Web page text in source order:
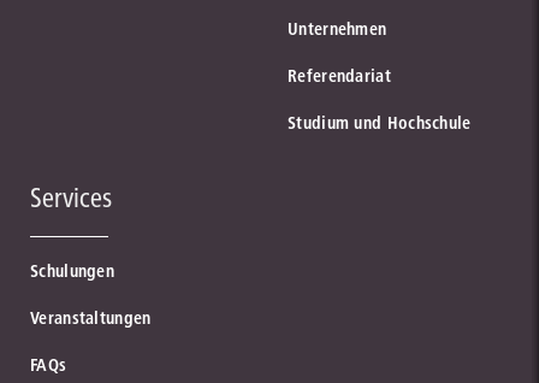
Unternehmen
Referendariat
Studium und Hochschule
Services
Schulungen
Veranstaltungen
FAQs